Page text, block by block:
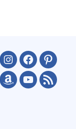
InstagramFacebook
AmazonYoutube
Feed